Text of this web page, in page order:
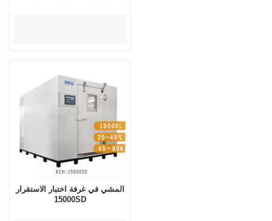
المشي في غرفة اختبار الاستقرار
15000SD